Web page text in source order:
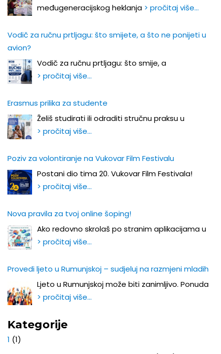
međugeneracijskog heklanja > pročitaj više…
Vodič za ručnu prtljagu: što smijete, a što ne ponijeti u
avion?
Vodič za ručnu prtljagu: što smije, a
> pročitaj više…
Erasmus prilika za studente
Želiš studirati ili odraditi stručnu praksu u
> pročitaj više…
Poziv za volontiranje na Vukovar Film Festivalu
Postani dio tima 20. Vukovar Film Festivala!
> pročitaj više…
Nova pravila za tvoj online šoping!
Ako redovno skrolaš po stranim aplikacijama u
> pročitaj više…
Provedi ljeto u Rumunjskoj – sudjeluj na razmjeni mladih
Ljeto u Rumunjskoj može biti zanimljivo. Ponuda
> pročitaj više…
Kategorije
1 (1)